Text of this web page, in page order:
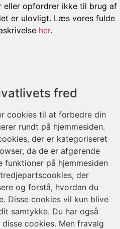
eller opfordrer ikke til brug af
er ulovligt. Læs vores fulde
her.
fred
cookies til at forbedre din
rundt på hjemmesiden.
der er kategoriseret
da de er afgørende
på hjemmesiden
der
og forstå, hvordan du
Disse cookies vil kun blive
samtykke. Du har også
cookies. Men fravalg